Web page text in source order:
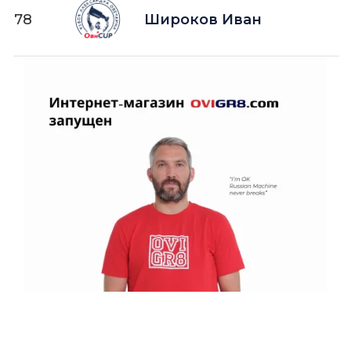
78 Широков Иван